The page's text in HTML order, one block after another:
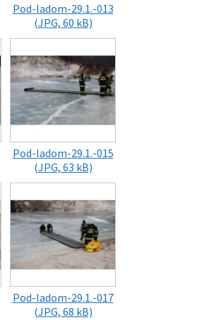
Pod-ladom-29.1.-013
(JPG, 60 kB)
Pod-ladom-29.1.-015
(JPG, 63 kB)
Pod-ladom-29.1.-017
(JPG, 68 kB)